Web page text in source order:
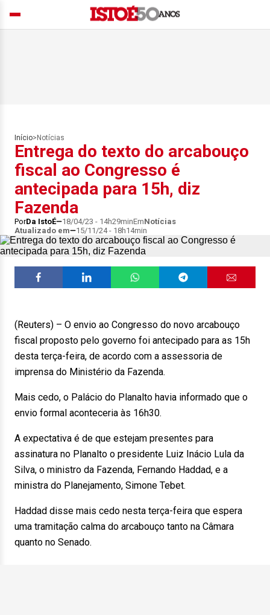
Início> Notícias
Entrega do texto do arcabouço
fiscal ao Congresso é
antecipada para 15h, diz
Fazenda
PorDa IstoÉ 18/04/23 - 14h29minEmNotícias
Atualizado em
15/11/24 - 18h14min
(Reuters) – O envio ao Congresso do novo arcabouço
fiscal proposto pelo governo foi antecipado para as 15h
desta terça-feira, de acordo com a assessoria de
imprensa do Ministério da Fazenda.
Mais cedo, o Palácio do Planalto havia informado que o
envio formal aconteceria às 16h30.
A expectativa é de que estejam presentes para
assinatura no Planalto o presidente Luiz Inácio Lula da
Silva, o ministro da Fazenda, Fernando Haddad, e a
ministra do Planejamento, Simone Tebet.
Haddad disse mais cedo nesta terça-feira que espera
uma tramitação calma do arcabouço tanto na Câmara
quanto no Senado.